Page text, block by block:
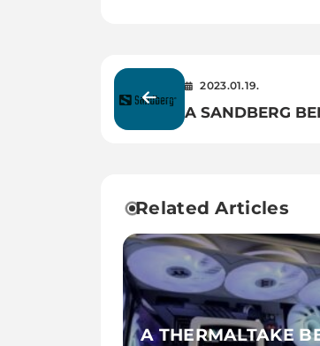
2023.01.19.
A SANDBERG
Related Articles
A THERMALTAKE